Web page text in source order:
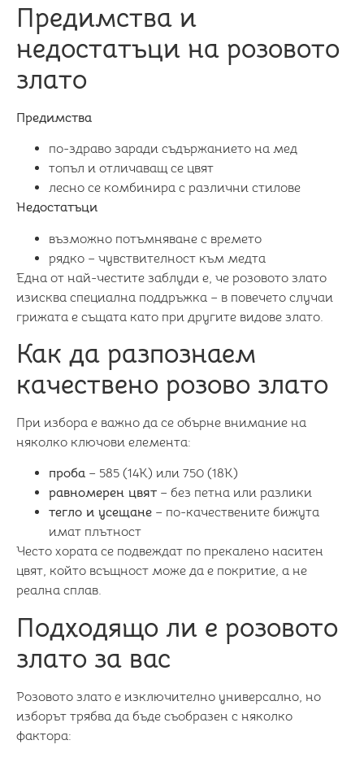
Предимства и
недостатъци на розовото
злато
Предимства
по-здраво заради съдържанието на мед
топъл и отличаващ се цвят
лесно се комбинира с различни стилове
Недостатъци
възможно потъмняване с времето
рядко – чувствителност към медта
Една от най-честите заблуди е, че розовото злато
изисква специална поддръжка – в повечето случаи
грижата е същата като при другите видове злато.
Как да разпознаем
качествено розово злато
При избора е важно да се обърне внимание на
няколко ключови елемента:
проба – 585 (14K) или 750 (18K)
равномерен цвят – без петна или разлики
тегло и усещане – по-качествените бижута
имат плътност
Често хората се подвеждат по прекалено наситен
цвят, който всъщност може да е покритие, а не
реална сплав.
Подходящо ли е розовото
злато за вас
Розовото злато е изключително универсално, но
изборът трябва да бъде съобразен с няколко
фактора: